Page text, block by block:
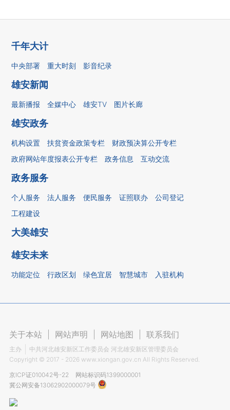
千年大计
中央部署 重大时刻 影音纪录
雄安新闻
最新播报 全媒中心 雄安TV 图片长廊
雄安政务
机构设置 扶贫资金政策专栏
财政预决算公开专栏
政府网站年度报表公开专栏
政务信息 互动交流
政务服务
个人服务 法人服务 便民服务 证照联办
公司登记
工程建设
大美雄安
雄安未来
功能定位 行政区划 绿色宜居 智慧城市 入驻机构
关于本站 网站声明 网站地图 联系我们
主办
中共河北雄安新区工作委员会 河北雄安新区管理委员会
Copyright © 2017 - 2026 www.xiongan.gov.cn All Rights Reserved.
京ICP证010042号-22
网站标识码1399000001
冀公网安备13062902000079号